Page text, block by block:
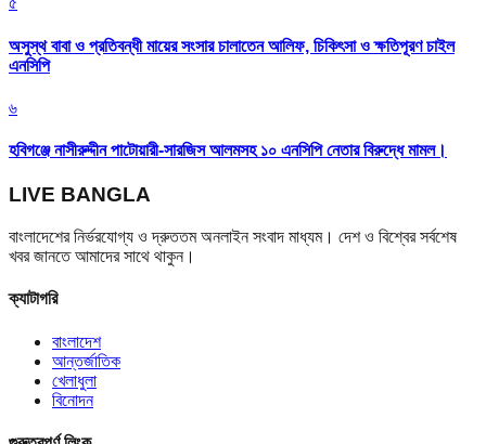
অসুস্থ বাবা ও প্রতিবন্ধী মায়ের সংসার চালাতেন আলিফ, চিকিৎসা ও ক্ষতিপূরণ চাইল
এনসিপি
৬
হবিগঞ্জে নাসীরুদ্দীন পাটোয়ারী-সারজিস আলমসহ ১০ এনসিপি নেতার বিরুদ্ধে মামল।
LIVE BANGLA
বাংলাদেশের নির্ভরযোগ্য ও দ্রুততম অনলাইন সংবাদ মাধ্যম। দেশ ও বিশ্বের সর্বশেষ
খবর জানতে আমাদের সাথে থাকুন।
ক্যাটাগরি
বাংলাদেশ
আন্তর্জাতিক
খেলাধুলা
বিনোদন